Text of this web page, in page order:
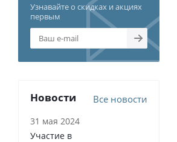
Узнавайте о скидках и акциях
первым
Новости Все новости
31 мая 2024
Участие в